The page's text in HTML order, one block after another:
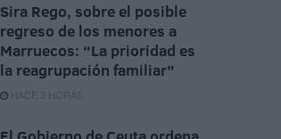
Sira Rego, sobre el posible
regreso de los menores a
Marruecos: “La prioridad es
la reagrupación familiar”
HACE 3 HORAS